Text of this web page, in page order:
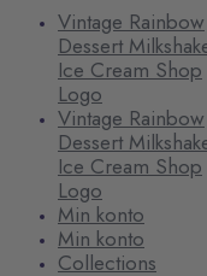
Vintage Rainbow
Dessert
Ice Cream Shop
Logo
Vintage Rainbow
Dessert
Ice Cream Shop
Logo
Min konto
Min konto
Collections